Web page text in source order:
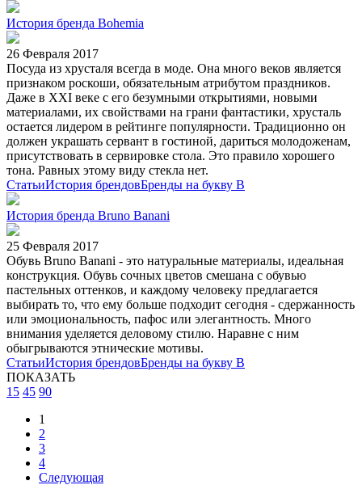
История бренда Bohemia
26 Февраля 2017
Посуда из хрусталя всегда в моде. Она много веков является
признаком роскоши, обязательным атрибутом праздников.
Даже в XXI веке с его безумными открытиями, новыми
материалами, их свойствами на грани фантастики, хрусталь
остается лидером в рейтинге популярности. Традиционно он
должен украшать сервант в гостиной, дариться молодоженам,
присутствовать в сервировке стола. Это правило хорошего
тона. Равных этому виду стекла нет.
СтатьиИстория брендовБренды на букву B
История бренда Bruno Banani
25 Февраля 2017
Обувь Bruno Banani - это натуральные материалы, идеальная
конструкция. Обувь сочных цветов смешана с обувью
пастельных оттенков, и каждому человеку предлагается
выбирать то, что ему больше подходит сегодня - сдержанность
или эмоциональность, пафос или элегантность. Много
внимания уделяется деловому стилю. Наравне с ним
обыгрываются этнические мотивы.
СтатьиИстория брендовБренды на букву B
ПОКАЗАТЬ
15 45 90
1
2
3
4
Следующая